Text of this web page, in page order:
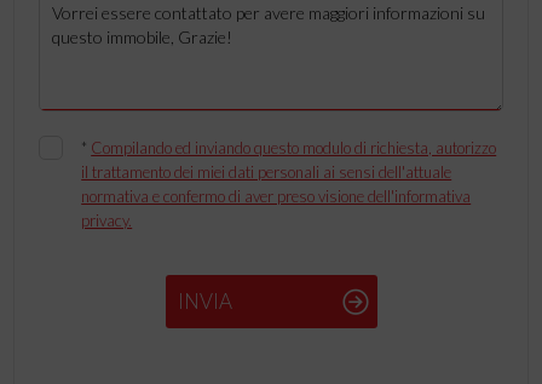
* Compilando ed inviando questo modulo di richiesta, autorizzo
il trattamento dei miei dati personali ai sensi dell'attuale
normativa e confermo di aver preso visione dell'informativa
privacy.
INVIA